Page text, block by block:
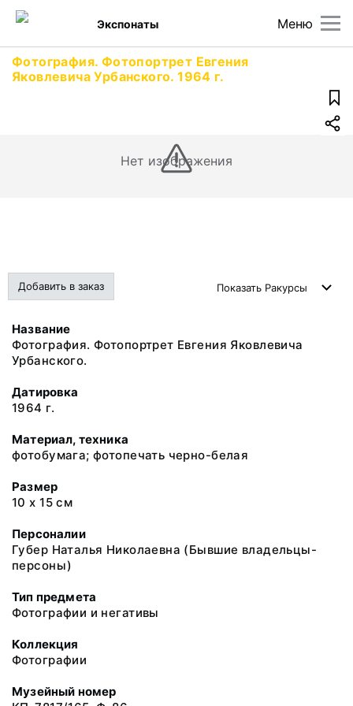
Меню
Экспонаты
Фотография. Фотопортрет Евгения
Яковлевича Урбанского. 1964 г.
Нет изображения
Добавить в заказ Показать Ракурсы
Название
Фотография. Фотопортрет Евгения Яковлевича
Урбанского.
Датировка
1964 г.
Материал, техника
фотобумага; фотопечать черно-белая
Размер
10 х 15 см
Персоналии
Губер Наталья Николаевна (Бывшие владельцы-
персоны)
Тип предмета
Фотографии и негативы
Коллекция
Фотографии
Музейный номер